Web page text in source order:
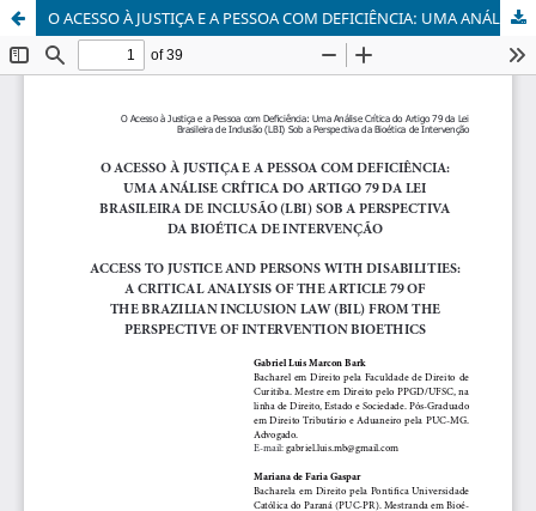
O ACESSO À JUSTIÇA E A PESSOA COM DEFICIÊNCIA: UMA ANÁLISE CRÍTICA DO ARTIGO 79 DA LEI BRASILEIRA DE INCLUSÃO (LBI) SOB A PERSPECTIVA DA BIOÉTICA DE INTERVENÇÃO